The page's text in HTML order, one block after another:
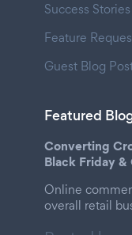
Success Stories
Feature
Guest Blog
Featured
Converting
Black Friday
Online
overall retail